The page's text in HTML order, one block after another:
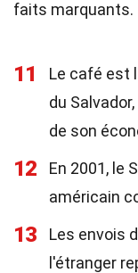
faits marquants.
11
Le café est
du
de son
12
En 2001, le
américain
13
Les envois
l'étranger